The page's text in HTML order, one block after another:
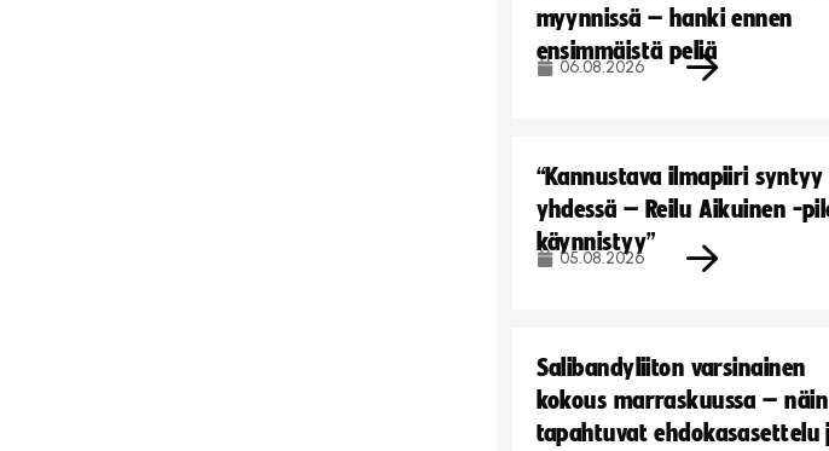
myynnissä – hanki ennen
ensimmäistä peliä
06.08.2026
“Kannustava ilmapiiri syntyy
yhdessä – Reilu Aikuinen -
käynnistyy”
05.08.2026
Salibandyliiton varsinainen
kokous marraskuussa – näin
tapahtuvat ehdokasasettelu